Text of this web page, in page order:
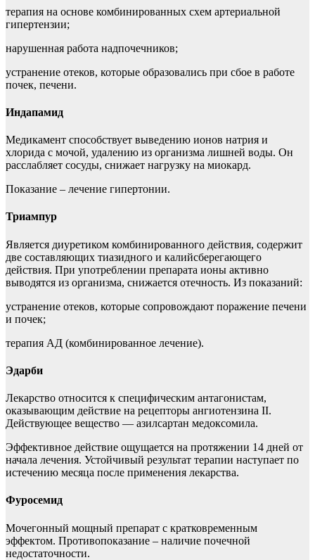
терапия на основе комбинированных схем артериальной
гипертензии;
нарушенная работа надпочечников;
устранение отеков, которые образовались при сбое в работе
почек, печени.
Индапамид
Медикамент способствует выведению ионов натрия и
хлорида с мочой, удалению из организма лишней воды. Он
расслабляет сосуды, снижает нагрузку на миокард.
Показание – лечение гипертонии.
Триампур
Является диуретиком комбинированного действия, содержит
две составляющих тиазидного и калийсберегающего
действия. При употреблении препарата ионы активно
выводятся из организма, снижается отечность. Из показаний:
устранение отеков, которые сопровождают поражение печени
и почек;
терапия АД (комбинированное лечение).
Эдарби
Лекарство относится к специфическим антагонистам,
оказывающим действие на рецепторы ангиотензина II.
Действующее вещество — азилсартан медоксомила.
Эффективное действие ощущается на протяжении 14 дней от
начала лечения. Устойчивый результат терапии наступает по
истечению месяца после применения лекарства.
Фуросемид
Мочегонный мощный препарат с кратковременным
эффектом. Противопоказание – наличие почечной
недостаточности.